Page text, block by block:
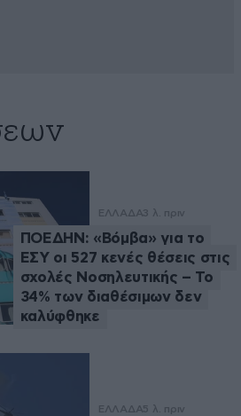
ΕΛΛΑΔΑ3 λ. πριν
ΠΟΕΔΗΝ: «Βόμβα» για το
ΕΣΥ οι 527 κενές θέσεις στις
σχολές Νοσηλευτικής – Το
34% των διαθέσιμων δεν
καλύφθηκε
ΕΛΛΑΔΑ5 λ. πριν